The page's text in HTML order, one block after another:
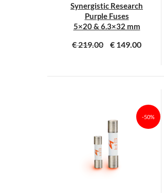
Synergistic Research
Purple Fuses
5×20 & 6.3×32 mm
€219.00 € 149.00
Dit
meerdere
variaties.
Deze
optie
kan
-50%